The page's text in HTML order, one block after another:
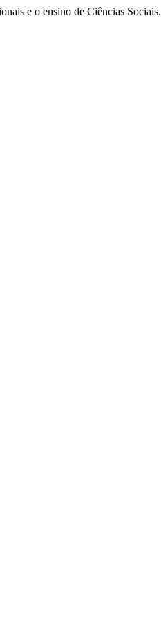
e o ensino de Ciências Sociais.